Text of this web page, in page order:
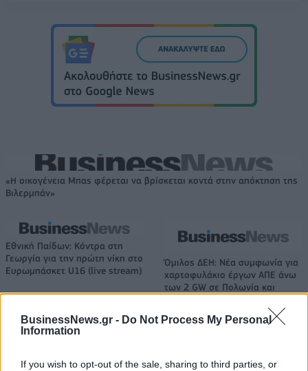
BusinessNews.gr - Do Not Process My Personal
Information
If you wish to opt-out of the sale, sharing to third parties, or
«Η οικογένεια Μπας φέρεται να βρίσκεται κοντά στην απόκτηση της
Βιλερμπάν»
Εθνική Παίδων: Κόντρα στη
Γεωργία για την πρώτη νίκη στο
Ευρωμπάσκετ U16 (live stream)
Όμιλος ΔΕΗ: Νέα συμφωνία για
χαρτοφυλάκιο έργων ΑΠΕ άνω
των 2 GW σε Πολωνία και
Mall έναντι 49,35 εκατ. ευρώ